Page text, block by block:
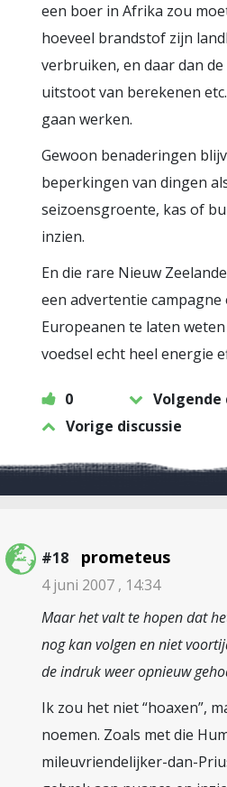
een boer in Afrika zou
hoeveel brandstof zijn
verbruiken, en daar dan
uitstoot van berekenen
gaan werken.
Gewoon benaderingen
beperkingen van dingen
seizoensgroente, kas of
inzien.
En die rare Nieuw
een advertentie
Europeanen te laten
voedsel echt heel energie
0
Volgende
Vorige discussie
#18 prometeus
4 juni 2007 , 14:34
Maar het valt te hopen dat
nog kan volgen en niet
de indruk weer opnieuw
Ik zou het niet “hoaxen”,
noemen. Zoals met die
mileuvriendelijker-dan-